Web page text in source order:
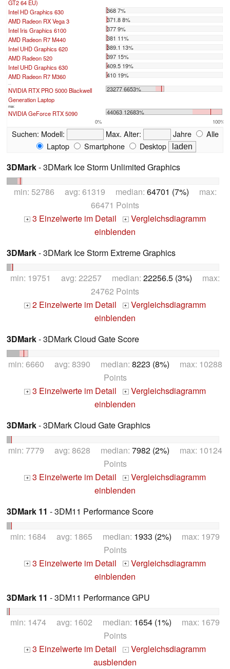
GT2 64 EU)
Intel HD Graphics 630
368 7%
AMD Radeon RX Vega 3
371.8 8%
Intel Iris Graphics 6100
377 9%
AMD Radeon R7 M440
381 11%
Intel UHD Graphics 620
389.1 13%
AMD Radeon 520
397 15%
Intel UHD Graphics 630
409.5 19%
AMD Radeon R7 M360
410 19%
NVIDIA RTX PRO 5000 Blackwell
Generation Laptop
23277 6653%
max:
NVIDIA GeForce RTX 5090 44063 12683%
0% 100%
Suchen: Modell: Max. Alter: Jahre
Alle
Laptop
Smartphone Desktop
3DMark- 3DMark Ice Storm Unlimited Graphics
min: 52786 avg: 61319 median: 64701 (7%) max:
66471 Points
+ 3 Einzelwerte im Detail + Vergleichsdiagramm
einblenden
3DMark- 3DMark Ice Storm Extreme Graphics
min: 19751 avg: 22257 median: 22256.5 (3%) max:
24762 Points
+ 2 Einzelwerte im Detail + Vergleichsdiagramm
einblenden
3DMark- 3DMark Cloud Gate Score
min: 6660 avg: 8390 median: 8223 (8%) max: 10288
Points
+ 3 Einzelwerte im Detail + Vergleichsdiagramm
einblenden
3DMark- 3DMark Cloud Gate Graphics
min: 7779 avg: 8628 median: 7982 (2%) max: 10124
Points
+ 3 Einzelwerte im Detail + Vergleichsdiagramm
einblenden
3DMark 11 - 3DM11 Performance Score
min: 1684 avg: 1865 median: 1933 (2%) max: 1979
Points
+ 3 Einzelwerte im Detail + Vergleichsdiagramm
einblenden
3DMark 11 - 3DM11 Performance GPU
min: 1474 avg: 1602 median: 1654 (1%) max: 1679
Points
+ 3 Einzelwerte im Detail - Vergleichsdiagramm
ausblenden